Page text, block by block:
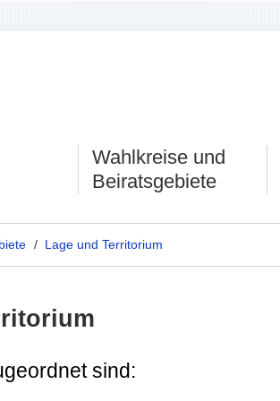
Wahlkreise und
Beiratsgebiete
/ Lage und Territorium
sind: